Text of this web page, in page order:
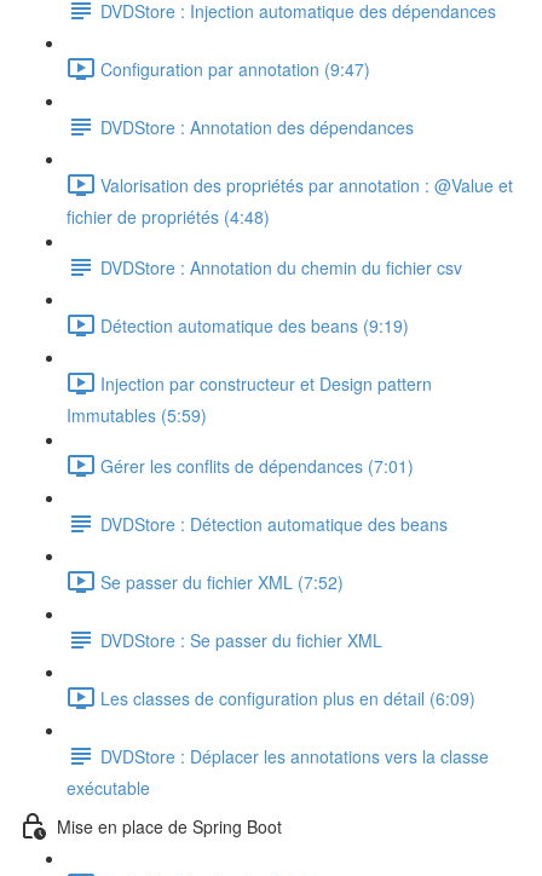
DVDStore : Injection automatique des dépendances
Configuration par annotation (9:47)
DVDStore : Annotation des dépendances
Valorisation des propriétés par annotation : @Value et
fichier de propriétés (4:48)
DVDStore : Annotation du chemin du fichier csv
Détection automatique des beans (9:19)
Injection par constructeur et Design pattern
Immutables (5:59)
Gérer les conflits de dépendances (7:01)
DVDStore : Détection automatique des beans
Se passer du fichier XML (7:52)
DVDStore : Se passer du fichier XML
Les classes de configuration plus en détail (6:09)
DVDStore : Déplacer les annotations vers la classe
exécutable
Mise en place de Spring Boot